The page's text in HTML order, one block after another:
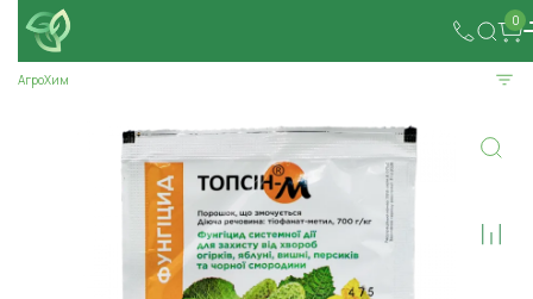
0
АгроХим